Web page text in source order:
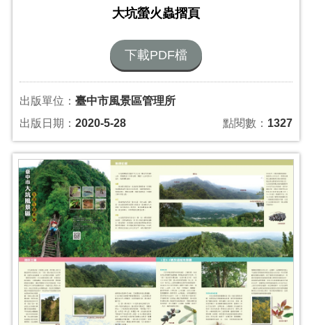
大坑螢火蟲摺頁
下載PDF檔
出版單位： 臺中市風景區管理所
出版日期： 2020-5-28 點閱數： 1327